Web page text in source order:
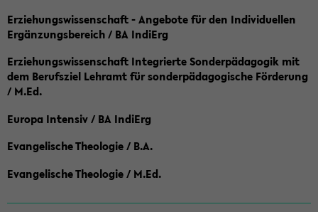
Erziehungswissenschaft - Angebote für den Individuellen
Ergänzungsbereich / BA IndiErg
Erziehungswissenschaft Integrierte Sonderpädagogik mit
dem Berufsziel Lehramt für sonderpädagogische Förderung
/ M.Ed.
Europa Intensiv / BA IndiErg
Evangelische Theologie / B.A.
Evangelische Theologie / M.Ed.